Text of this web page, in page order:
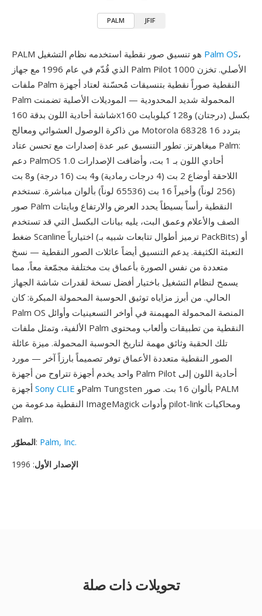
PALM JFIF
Palm OS،
الذي قُدّم في عام 1996 مع جهاز Palm Pilot 1000 الأصلي. تخزن
ملفات Palm النقطية صوراً نقطية بتنسيقات مُحسّنة لعتاد أجهزة
Palm المحمولة شديد المحدودية — الموديلات الأصلية تضمنت
شاشة أحادية اللون بدقة 160x160 بكسل (درجتان) و128 كيلوبايت
من ذاكرة الوصول العشوائي ومعالج Motorola 68328 بتردد 16
ميغاهرتز. تطور التنسيق عبر عدة إصدارات مع تحسن عتاد Palm:
دعم PalmOS 1.0 أحادي اللون بـ 1 بت، وأضافت الإصدارات
اللاحقة أوضاع 2 بت (4 درجات رمادية) و4 بت (16 درجة) و8 بت
(256 لوناً) وأخيراً 16 بت (65536 لوناً) بألوان مباشرة. تستخدم
صور Palm النقطية رأساً بسيطاً يحدد العرض والارتفاع وبايتات
الصف والأعلام وعمق البت، يليه بيانات البكسل التي قد تستخدم
ضغط Scanline اختيارياً (ترميز أطوال تتابعات شبيه بـ PackBits) أو
التعبئة الكثيفة. يدعم التنسيق أيضاً عائلات الصور النقطية — نسخ
متعددة من نفس الصورة بأعماق بت مختلفة مجمّعة معاً، مما
يسمح لنظام التشغيل باختيار أفضل نسخة لقدرات شاشة الجهاز
الحالي. من أبرز مزاياه توثيق الحوسبة المحمولة المبكرة: كان
Palm OS المنصة المحمولة المهيمنة في أواخر التسعينيات وأوائل
الألفية، وتمثل ملفات Palm النقطية من تطبيقات وألعاب ومحتوى
تلك الحقبة وثائق مهمة لتاريخ الحوسبة المحمولة. ميزة عائلة
الصور النقطية متعددة الأعماق توفر تصميماً بارزاً آخر — مورد
واحد يخدم أجهزة تتراوح من أجهزة Palm Pilot أحادية اللون إلى
Sony CLIE
النقطية مدعومة من ImageMagick وأدوات pilot-link ومحاكيات
Palm.
المطوّر: Palm, Inc.
الإصدار الأول: 1996
تحويلات ذات صلة